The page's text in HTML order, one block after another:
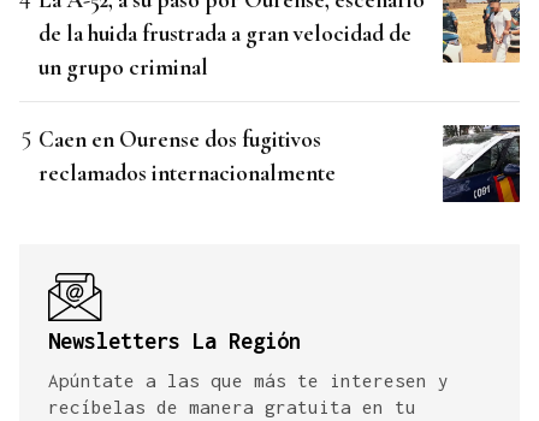
de la huida frustrada a gran velocidad de
un grupo criminal
Caen en Ourense dos fugitivos
reclamados internacionalmente
Newsletters La Región
Apúntate a las que más te interesen y
recíbelas de manera gratuita en tu